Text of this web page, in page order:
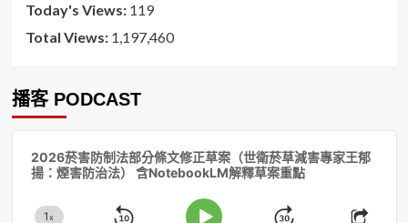
Today's Views: 119
Total Views: 1,197,460
播客 PODCAST
2026菸害防制法部分條文修正草案（世衛菸草減害專家王郁
揚：煙害防治法） 含NotebookLM解釋草案重點
1x